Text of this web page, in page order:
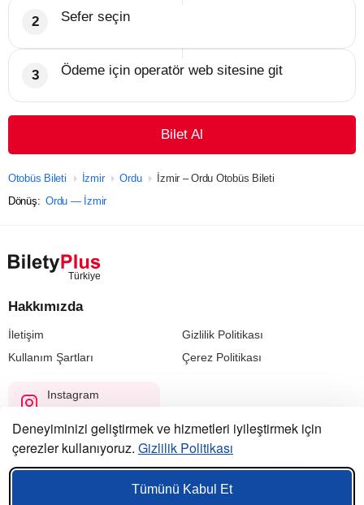
Sefer seçin
Ödeme için operatör web sitesine git
Bilet Al
Otobüs Bileti İzmir Ordu
İzmir – Ordu Otobüs Bileti
Dönüş: Ordu — İzmir
Hakkımızda
İletişim
Gizlilik Politikası
Kullanım Şartları
Çerez Politikası
Instagram
@biletyplus_turkiye
© 2023 — 2026, Biletyplus, Innovative Travel Technologies, LLC.
Tüm hakları saklıdır.
kullanıcı sözleşmesi,gizlilik politikası
Deneyiminizi geliştirmek ve hizmetleri iyileştirmek için
çerezler kullanıyoruz. Gizlilik Politikası
Tümünü Kabul Et